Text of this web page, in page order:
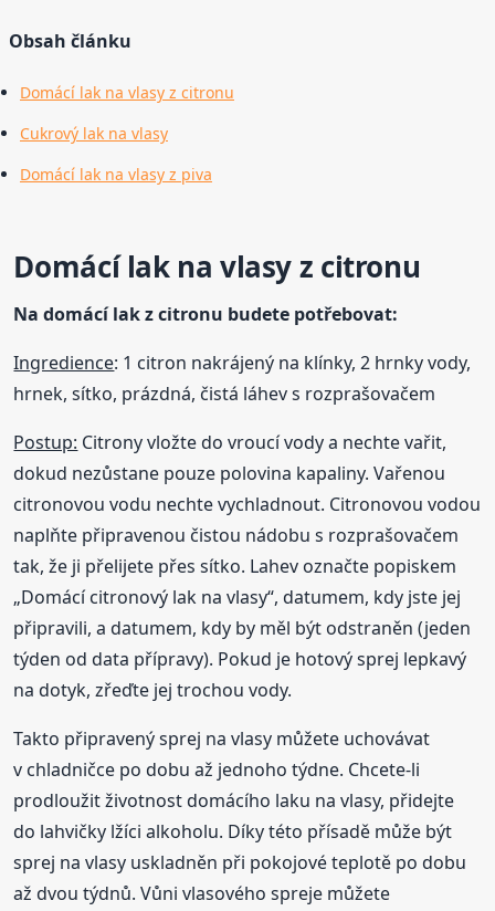
Obsah článku
Domácí lak na vlasy z citronu
Cukrový lak na vlasy
Domácí lak na vlasy z piva
Domácí lak na vlasy z citronu
Na domácí lak z citronu budete potřebovat:
Ingredience: 1 citron nakrájený na klínky, 2 hrnky vody,
hrnek, sítko, prázdná, čistá láhev s rozprašovačem
Postup: Citrony vložte do vroucí vody a nechte vařit,
dokud nezůstane pouze polovina kapaliny. Vařenou
citronovou vodu nechte vychladnout. Citronovou vodou
naplňte připravenou čistou nádobu s rozprašovačem
tak, že ji přelijete přes sítko. Lahev označte popiskem
„Domácí citronový lak na vlasy“, datumem, kdy jste jej
připravili, a datumem, kdy by měl být odstraněn (jeden
týden od data přípravy). Pokud je hotový sprej lepkavý
na dotyk, zřeďte jej trochou vody.
Takto připravený sprej na vlasy můžete uchovávat
v chladničce po dobu až jednoho týdne. Chcete-li
prodloužit životnost domácího laku na vlasy, přidejte
do lahvičky lžíci alkoholu. Díky této přísadě může být
sprej na vlasy uskladněn při pokojové teplotě po dobu
až dvou týdnů. Vůni vlasového spreje můžete